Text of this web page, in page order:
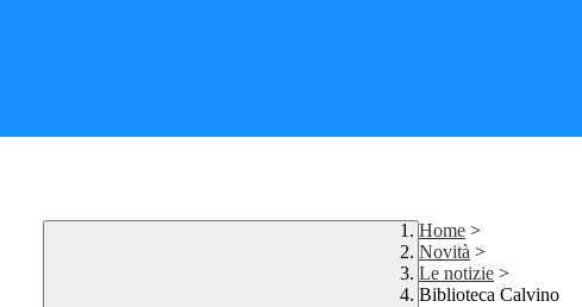
Home >
Novità >
Le notizie >
Biblioteca Calvino